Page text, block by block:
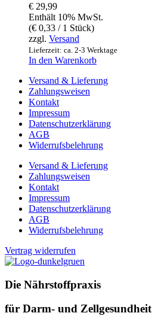
€ 29,99
Enthält 10% MwSt.
(€ 0,33 / 1 Stück)
zzgl. Versand
Lieferzeit: ca. 2-3 Werktage
In den Warenkorb
Versand & Lieferung
Zahlungsweisen
Kontakt
Impressum
Datenschutzerklärung
AGB
Widerrufsbelehrung
Versand & Lieferung
Zahlungsweisen
Kontakt
Impressum
Datenschutzerklärung
AGB
Widerrufsbelehrung
Vertrag widerrufen
Die Nährstoffpraxis
für Darm- und Zellgesundheit